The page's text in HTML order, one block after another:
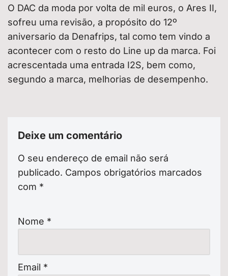
O DAC da moda por volta de mil euros, o Ares II,
sofreu uma revisão, a propósito do 12º
aniversario da Denafrips, tal como tem vindo a
acontecer com o resto do Line up da marca. Foi
acrescentada uma entrada I2S, bem como,
segundo a marca, melhorias de desempenho.
Deixe um comentário
O seu endereço de email não será
publicado. Campos obrigatórios marcados
com *
Nome *
Email *